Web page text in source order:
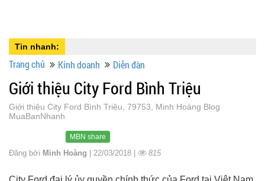
Tin nhanh:
Trang chủ Kinh doanh Diễn đàn
Giới thiệu City Ford Bình Triệu
Giới thiệu City Ford Bình Triệu, 79753, Minh Hoàng Blog
MuaBanNhanh
MBN share
Đăng bởi Minh Hoàng | 22/03/2018 | 815